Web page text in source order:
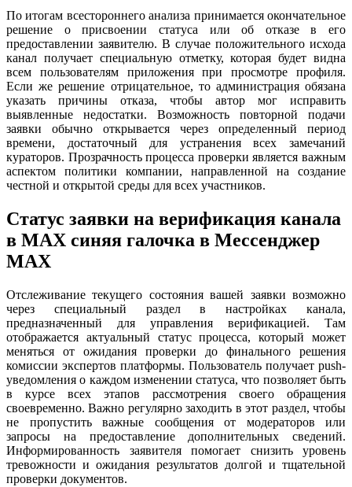
По итогам всестороннего анализа принимается окончательное
решение о присвоении статуса или об отказе в его
предоставлении заявителю. В случае положительного исхода
канал получает специальную отметку, которая будет видна
всем пользователям приложения при просмотре профиля.
Если же решение отрицательное, то администрация обязана
указать причины отказа, чтобы автор мог исправить
выявленные недостатки. Возможность повторной подачи
заявки обычно открывается через определенный период
времени, достаточный для устранения всех замечаний
кураторов. Прозрачность процесса проверки является важным
аспектом политики компании, направленной на создание
честной и открытой среды для всех участников.
Статус заявки на верификация канала
в MAX синяя галочка в Мессенджер
MAX
Отслеживание текущего состояния вашей заявки возможно
через специальный раздел в настройках канала,
предназначенный для управления верификацией. Там
отображается актуальный статус процесса, который может
меняться от ожидания проверки до финального решения
комиссии экспертов платформы. Пользователь получает push-
уведомления о каждом изменении статуса, что позволяет быть
в курсе всех этапов рассмотрения своего обращения
своевременно. Важно регулярно заходить в этот раздел, чтобы
не пропустить важные сообщения от модераторов или
запросы на предоставление дополнительных сведений.
Информированность заявителя помогает снизить уровень
тревожности и ожидания результатов долгой и тщательной
проверки документов.